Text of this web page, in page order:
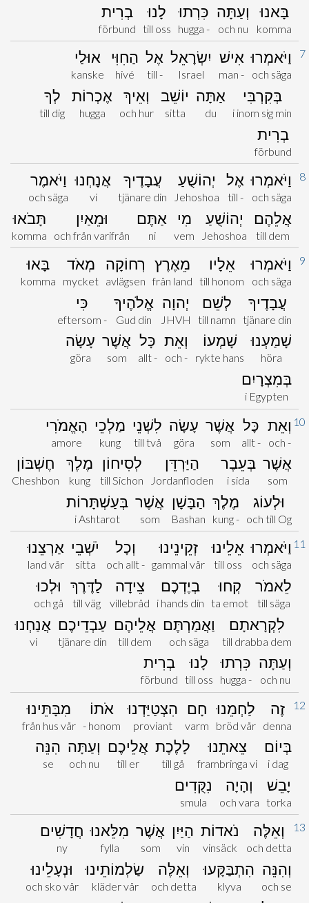
בָּאנוּ
komma
וְעַתָּה
och nu
כִּרְתוּ
hugga -
לָנוּ
till oss
בְרִית
förbund
7
וַיֹּאמְרוּ
och säga
אִישׁ
man -
יִשְׂרָאֵל
Israel
אֶל
till -
הַחִוִּי
hivé
אוּלַי
kanske
בְּקִרְבִּי
i inom sig min
אַתָּה
du
יוֹשֵׁב
sitta
וְאֵיךְ
och hur
אֶכְרוֹת
hugga
לְךָ
till dig
בְרִית
förbund
8
וַיֹּאמְרוּ
och säga
אֶל
till -
יְהוֹשֻׁעַ
Jehoshoa
עֲבָדֶיךָ
tjänare din
אֲנָחְנוּ
vi
וַיֹּאמֶר
och säga
אֲלֵהֶם
till dem
יְהוֹשֻׁעַ
Jehoshoa
מִי
vem
אַתֶּם
ni
וּמֵאַיִן
och från varifrån
תָּבֹאוּ
komma
9
וַיֹּאמְרוּ
och säga
אֵלָיו
till honom
מֵאֶרֶץ
från land
רְחוֹקָה
avlägsen
מְאֹד
mycket
בָּאוּ
komma
עֲבָדֶיךָ
tjänare din
לְשֵׁם
till namn
יְהוָה
JHVH
אֱלֹהֶיךָ
Gud din
כִּי
eftersom -
שָׁמַעְנוּ
höra
שָׁמְעוֹ
rykte hans
וְאֵת
och -
כָּל
allt -
אֲשֶׁר
som
עָשָׂה
göra
בְּמִצְרָיִם
i Egypten
10 וְאֵת
och -
כָּל
allt -
אֲשֶׁר
som
עָשָׂה
göra
לִשְׁנֵי
till två
מַלְכֵי
kung
הָאֱמֹרִי
amore
אֲשֶׁר
som
בְּעֵבֶר
i sida
הַיַּרְדֵּן
Jordanfloden
לְסִיחוֹן
till Sichon
מֶלֶךְ
kung
חֶשְׁבּוֹן
Cheshbon
וּלְעוֹג
och till Og
מֶלֶךְ
kung -
הַבָּשָׁן
Bashan
אֲשֶׁר
som
בְּעַשְׁתָּרוֹת
i Ashtarot
11 וַיֹּאמְרוּ
och säga
אֵלֵינוּ
till oss
זְקֵינֵינוּ
gammal vår
וְכָל
och allt -
יֹשְׁבֵי
sitta
אַרְצֵנוּ
land vår
לֵאמֹר
till säga
קְחוּ
ta emot
בְיֶדְכֶם
i hands din
צֵידָה
villebråd
לַדֶּרֶךְ
till väg
וּלְכוּ
och gå
לִקְרָאתָם
till drabba dem
וַאֲמַרְתֶּם
och säga
אֲלֵיהֶם
till dem
עַבְדֵיכֶם
tjänare din
אֲנַחְנוּ
vi
וְעַתָּה
och nu
כִּרְתוּ
hugga -
לָנוּ
till oss
בְרִית
förbund
12
זֶה
denna
לַחְמֵנוּ
bröd vår
חָם
varm
הִצְטַיַּדְנוּ
proviant
אֹתוֹ
- honom
מִבָּתֵּינוּ
från hus vår
בְּיוֹם
i dag
צֵאתֵנוּ
frambringa vi
לָלֶכֶת
till gå
אֲלֵיכֶם
till er
וְעַתָּה
och nu
הִנֵּה
se
יָבֵשׁ
torka
וְהָיָה
och vara
נִקֻּדִים
smula
13
וְאֵלֶּה
och detta
נֹאדוֹת
vinsäck
הַיַּיִן
vin
אֲשֶׁר
som
מִלֵּאנוּ
fylla
חֲדָשִׁים
ny
וְהִנֵּה
och se
הִתְבַּקָּעוּ
klyva
וְאֵלֶּה
och detta
שַׂלְמוֹתֵינוּ
kläder vår
וּנְעָלֵינוּ
och sko vår